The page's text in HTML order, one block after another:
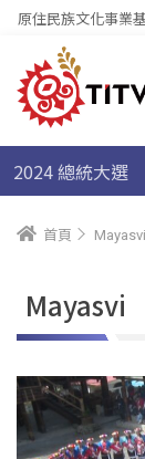
原住民族文化事業
2024 總統大選
首頁 Mayasvi
Mayasvi